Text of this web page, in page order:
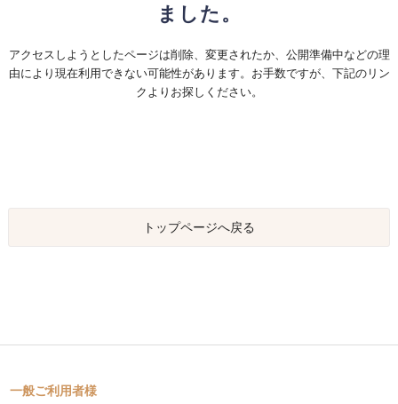
ました。
アクセスしようとしたページは削除、変更されたか、公開準備中などの理
由により現在利用できない可能性があります。お手数ですが、下記のリン
クよりお探しください。
トップページへ戻る
一般ご利用者様